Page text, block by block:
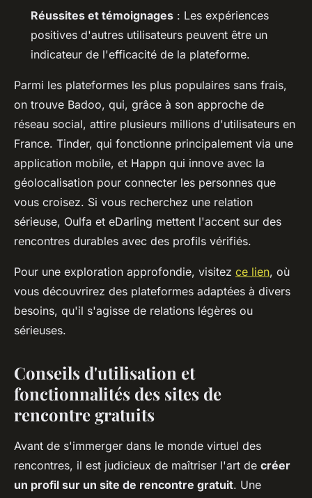
Réussites et témoignages : Les expériences
positives d'autres utilisateurs peuvent être un
indicateur de l'efficacité de la plateforme.
Parmi les plateformes les plus populaires sans frais,
on trouve Badoo, qui, grâce à son approche de
réseau social, attire plusieurs millions d'utilisateurs en
France. Tinder, qui fonctionne principalement via une
application mobile, et Happn qui innove avec la
géolocalisation pour connecter les personnes que
vous croisez. Si vous recherchez une relation
sérieuse, Oulfa et eDarling mettent l'accent sur des
rencontres durables avec des profils vérifiés.
Pour une exploration approfondie, visitez ce lien, où
vous découvrirez des plateformes adaptées à divers
besoins, qu'il s'agisse de relations légères ou
sérieuses.
Conseils d'utilisation et
fonctionnalités des sites de
rencontre gratuits
Avant de s'immerger dans le monde virtuel des
rencontres, il est judicieux de maîtriser l'art de créer
un profil sur un site de rencontre gratuit. Une